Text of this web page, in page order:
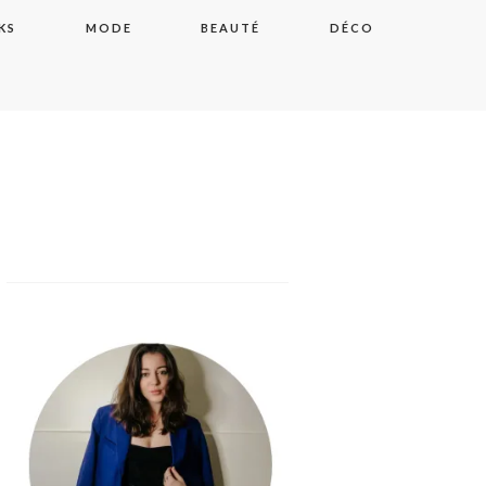
MODE BEAUTÉ DÉCO